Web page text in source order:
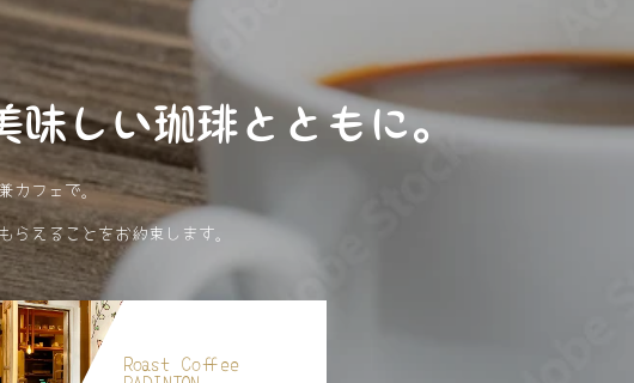
味しい珈琲とともに。
カフェで。
えることをお約束します。
Roast Coffee